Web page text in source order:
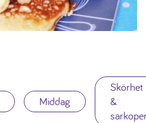
Middag
Skörhet
&